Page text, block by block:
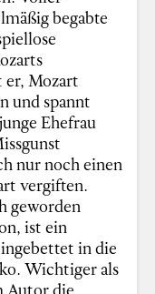
begabte
er, Mozart
und spannt
Ehefrau
nur noch einen
vergiften.
geworden
ist ein
in die
Wichtiger als
Autor die